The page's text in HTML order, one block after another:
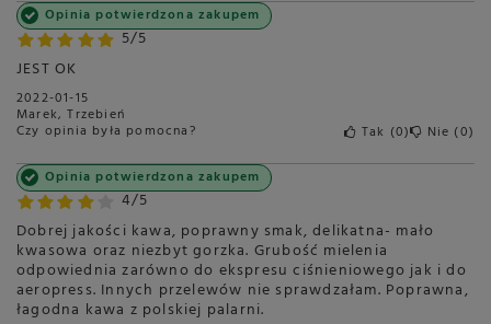
5/5
Opinia potwierdzona zakupem
JEST OK
2022-01-15
Marek, Trzebień
Czy opinia była pomocna? Tak 0 Nie 0
4/5
Opinia potwierdzona zakupem
Dobrej jakości kawa, poprawny smak, delikatna- mało
kwasowa oraz niezbyt gorzka. Grubość mielenia
odpowiednia zarówno do ekspresu ciśnieniowego jak i do
aeropress. Innych przelewów nie sprawdzałam. Poprawna,
łagodna kawa z polskiej palarni.